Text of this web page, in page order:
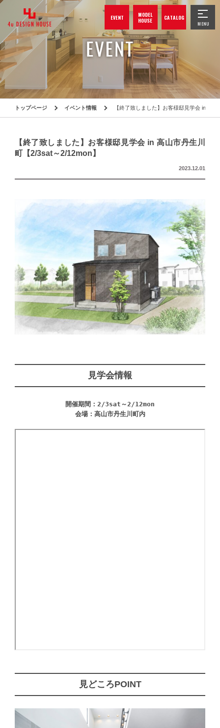
EVENT
MODEL
HOUSE
CATALOG
トップページ イベント情報 【終了致しました】お客様邸見学会 in 高
【終了致しました】お客様邸見学会 in 高山市丹生川
町【2/3sat～2/12mon】
2023.12.01
見学会情報
開催期間：2/3sat～2/12mon
会場： 高山市丹生川町内
見どころPOINT